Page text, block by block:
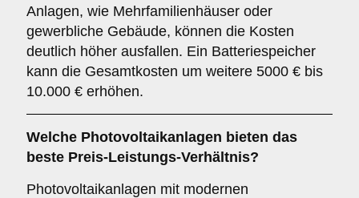
Anlagen, wie Mehrfamilienhäuser oder
gewerbliche Gebäude, können die Kosten
deutlich höher ausfallen. Ein Batteriespeicher
kann die Gesamtkosten um weitere 5000 € bis
10.000 € erhöhen.
Welche Photovoltaikanlagen bieten das
beste Preis-Leistungs-Verhältnis?
Photovoltaikanlagen mit modernen